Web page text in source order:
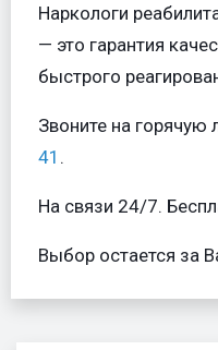
Наркологи
— это гарантия
быстрого
Звоните на горячую
41 .
На связи 24/7.
Выбор остается за